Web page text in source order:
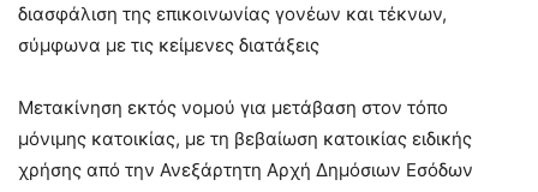
διασφάλιση της επικοινωνίας γονέων και τέκνων,
σύμφωνα με τις κείμενες διατάξεις
Μετακίνηση εκτός νομού για μετάβαση στον τόπο
μόνιμης κατοικίας, με τη βεβαίωση κατοικίας ειδικής
χρήσης από την Ανεξάρτητη Αρχή Δημόσιων Εσόδων